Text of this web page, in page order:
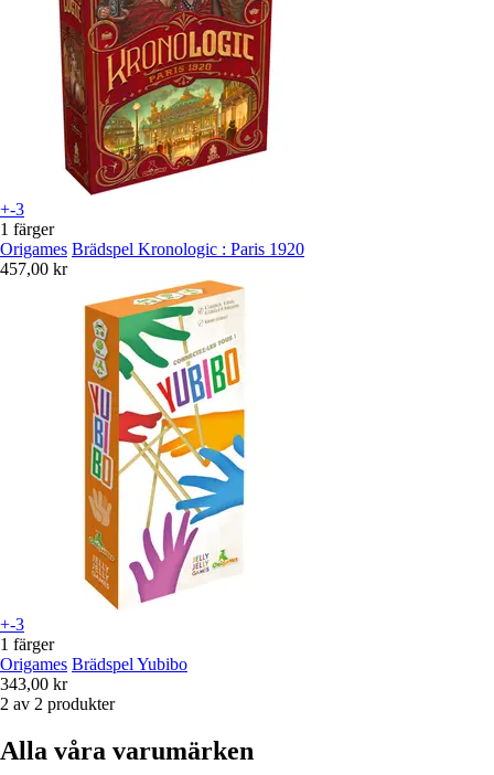
+-3
1 färger
Origames Brädspel Kronologic : Paris 1920
457,00 kr
+-3
1 färger
Origames Brädspel Yubibo
343,00 kr
2 av 2 produkter
Alla våra varumärken